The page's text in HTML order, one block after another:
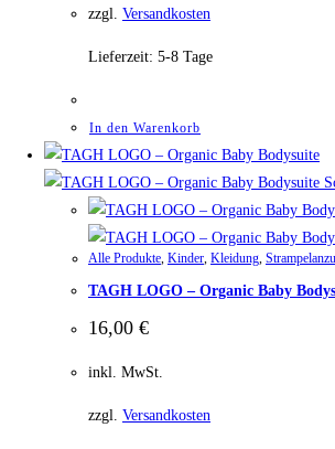
zzgl. Versandkosten
Lieferzeit: 5-8 Tage
In den Warenkorb
Alle Produkte, Kinder, Kleidung,
TAGH LOGO – Organic Baby
16,00 €
inkl. MwSt.
zzgl. Versandkosten